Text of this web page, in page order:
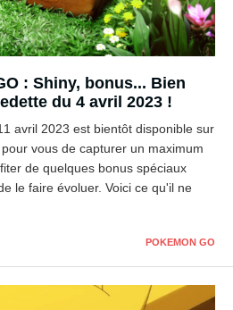
: Shiny, bonus... Bien
du 4 avril 2023 !
avril 2023 est bientôt disponible sur
vous de capturer un maximum
de quelques bonus spéciaux
le faire évoluer. Voici ce qu'il ne
POKEMON GO